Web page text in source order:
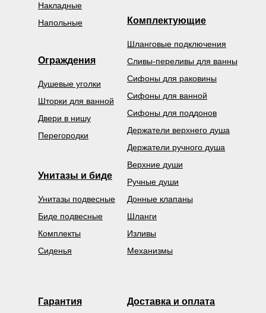
Верхние души
Ручные души
Сифоны для поддонов
Держатели верхнего душа
Держатели ручного душа
Механизмы
Донные клапаны
Шланги
Изливы
Сливы-переливы для ванны
Сифоны для ванной
Шланговые подключения
Сифоны для раковины
Унитазы и биде
Унитазы подвесные
Биде подвесные
Комплекты
Накладные
Напольные
Ограждения
Душевые уголки
Шторки для ванной
Двери в нишу
Перегородки
Комплектующие
Доставка и оплата
Гарантия
Сиденья